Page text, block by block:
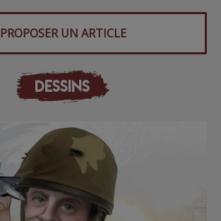
PROPOSER UN ARTICLE
DESSINS